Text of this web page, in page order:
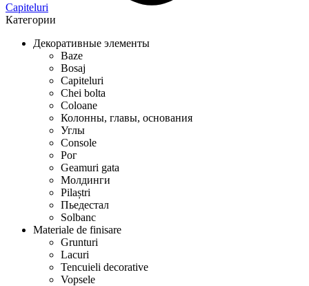
Capiteluri
Категории
Декоративные элементы
Baze
Bosaj
Capiteluri
Chei bolta
Coloane
Колонны, главы, основания
Углы
Console
Рог
Geamuri gata
Молдинги
Pilaștri
Пьедестал
Solbanc
Materiale de finisare
Grunturi
Lacuri
Tencuieli decorative
Vopsele